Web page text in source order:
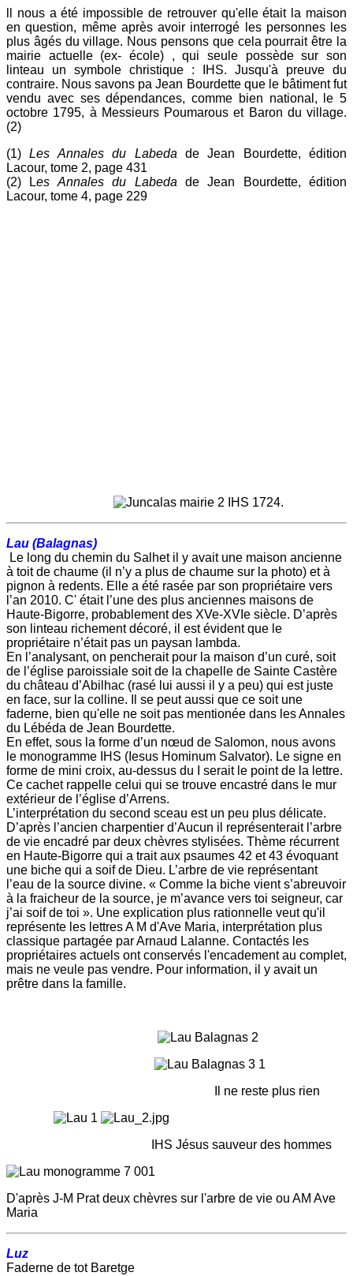
ll nous a été impossible de retrouver qu'elle était la maison
en question, même après avoir interrogé les personnes les
plus âgés du village. Nous pensons que cela pourrait être la
mairie actuelle (ex- école) , qui seule possède sur son
linteau un symbole christique : IHS. Jusqu'à preuve du
contraire. Nous savons pa Jean Bourdette que le bâtiment fut
vendu avec ses dépendances, comme bien national, le 5
octobre 1795, à Messieurs Poumarous et Baron du village.
(2)
(1)Les Annales du Labeda de Jean Bourdette, édition
Lacour, tome 2, page 431
(2) Les Annales du Labeda de Jean Bourdette, édition
Lacour, tome 4, page 229
IHS 1724.
Lau (Balagnas)
Le long du chemin du Salhet il y avait une maison ancienne
à toit de chaume (il n’y a plus de chaume sur la photo) et à
pignon à redents. Elle a été rasée par son propriétaire vers
l’an 2010. C' était l’une des plus anciennes maisons de
Haute-Bigorre, probablement des XVe-XVIe siècle. D’après
son linteau richement décoré, il est évident que le
propriétaire n’était pas un paysan lambda.
En l’analysant, on pencherait pour la maison d’un curé, soit
de l’église paroissiale soit de la chapelle de Sainte Castère
du château d’Abilhac (rasé lui aussi il y a peu) qui est juste
en face, sur la colline. Il se peut aussi que ce soit une
faderne, bien qu'elle ne soit pas mentionée dans les Annales
du Lébéda de Jean Bourdette.
En effet, sous la forme d’un nœud de Salomon, nous avons
le monogramme IHS (Iesus Hominum Salvator). Le signe en
forme de mini croix, au-dessus du I serait le point de la lettre.
Ce cachet rappelle celui qui se trouve encastré dans le mur
extérieur de l’église d’Arrens.
L’interprétation du second sceau est un peu plus délicate.
D’après l’ancien charpentier d’Aucun il représenterait l’arbre
de vie encadré par deux chèvres stylisées. Thème récurrent
en Haute-Bigorre qui a trait aux psaumes 42 et 43 évoquant
une biche qui a soif de Dieu. L’arbre de vie représentant
l’eau de la source divine. « Comme la biche vient s’abreuvoir
à la fraicheur de la source, je m’avance vers toi seigneur, car
j’ai soif de toi ». Une explication plus rationnelle veut qu'il
représente les lettres A M d'Ave Maria, interprétation plus
classique partagée par Arnaud Lalanne. Contactés les
propriétaires actuels ont conservés l'encadement au complet,
mais ne veule pas vendre. Pour information, il y avait un
prêtre dans la famille.
Il ne reste plus rien
IHS Jésus sauveur des hommes
D'après J-M Prat deux chèvres sur l'arbre de vie ou AM Ave
Maria
Luz
Faderne de tot Baretge